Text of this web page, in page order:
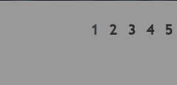
1 2 3 4 5